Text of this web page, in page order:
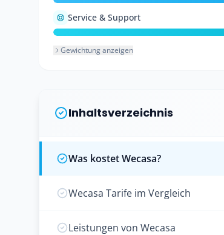
Service & Support
Gewichtung anzeigen
Inhaltsverzeichnis
Was kostet Wecasa?
Wecasa Tarife im Vergleich
Leistungen von Wecasa